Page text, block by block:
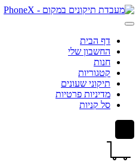
Skip
to
דף הבית
החשבון שלי
חנות
קטגוריות
תיקוני שעונים
מדיניות פרטיות
סל קניות